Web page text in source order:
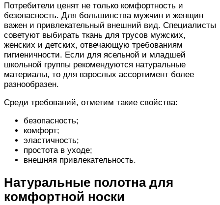
Потребители ценят не только комфортность и
безопасность. Для большинства мужчин и женщин
важен и привлекательный внешний вид. Специалисты
советуют выбирать ткань для трусов мужских,
женских и детских, отвечающую требованиям
гигиеничности. Если для ясельной и младшей
школьной группы рекомендуются натуральные
материалы, то для взрослых ассортимент более
разнообразен.
Среди требований, отметим такие свойства:
безопасность;
комфорт;
эластичность;
простота в уходе;
внешняя привлекательность.
Натуральные полотнадля
комфортной носки